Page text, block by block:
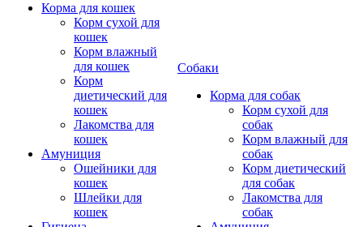
Корма для кошек
Корм сухой для
кошек
Корм влажный
для кошек
Корм
диетический для
кошек
Лакомства для
кошек
Амуниция
Ошейники для
кошек
Шлейки для
кошек
Собаки
Корма для собак
Корм сухой для
собак
Корм влажный для
собак
Корм диетический
для собак
Лакомства для
собак